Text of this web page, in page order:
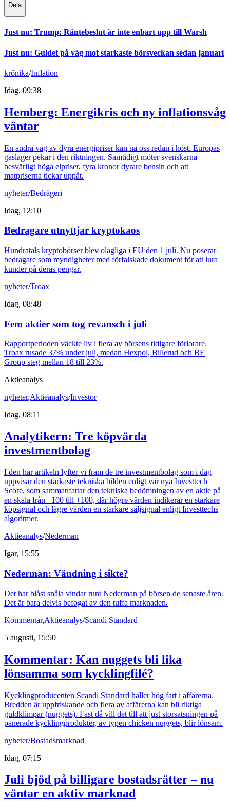
Dela
Just nu: Trump: Räntebeslut är inte enbart upp till Warsh
Just nu: Guldet på väg mot starkaste börsveckan sedan januari
krönika/Inflation
Idag, 09:38
Hemberg: Energikris och ny inflationsvåg
väntar
En andra våg av dyra energipriser kan nå oss redan i höst. Europas
gaslager pekar i den riktningen. Samtidigt möter svenskarna
besvärligt höga elpriser, fyra kronor dyrare bensin och att
matpriserna tickar uppåt.
nyheter/Bedrägeri
Idag, 12:10
Bedragare utnyttjar kryptokaos
Hundratals kryptobörser blev olagliga i EU den 1 juli. Nu poserar
bedragare som myndigheter med förfalskade dokument för att lura
kunder på deras pengar.
nyheter/Troax
Idag, 08:48
Fem aktier som tog revansch i juli
Rapportperioden väckte liv i flera av börsens tidigare förlorare.
Troax rusade 37% under juli, medan Hexpol, Billerud och BE
Group steg mellan 18 till 23%.
Aktieanalys
nyheter,Aktieanalys/Investor
Idag, 08:11
Analytikern: Tre köpvärda
investmentbolag
I den här artikeln lyfter vi fram de tre investmentbolag som i dag
uppvisar den starkaste tekniska bilden enligt vår nya Investtech
Score, som sammanfattar den tekniska bedömningen av en aktie på
en skala från –100 till +100, där högre värden indikerar en starkare
köpsignal och lägre värden en starkare säljsignal enligt Investtechs
algoritmer.
Aktieanalys/Nederman
Igår, 15:55
Nederman: Vändning i sikte?
Det har blåst snåla vindar runt Nederman på börsen de senaste åren.
Det är bara delvis befogat av den tuffa marknaden.
Kommentar,Aktieanalys/Scandi Standard
5 augusti, 15:50
Kommentar: Kan nuggets bli lika
lönsamma som kycklingfilé?
Kycklingproducenten Scandi Standard håller hög fart i affärerna.
Bredden är uppfriskande och flera av affärerna kan bli riktiga
guldklimpar (nuggets). Fast då vill det till att just storsatsningen på
panerade kycklingprodukter, av typen chicken nuggets, blir lönsam.
nyheter/Bostadsmarknad
Idag, 07:15
Juli bjöd på billigare bostadsrätter – nu
väntar en aktiv marknad